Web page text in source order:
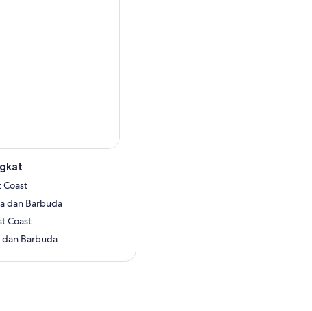
Coast
dan Barbuda
Coast
Barbuda